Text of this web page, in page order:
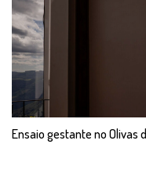
Ensaio gestante no Olivas